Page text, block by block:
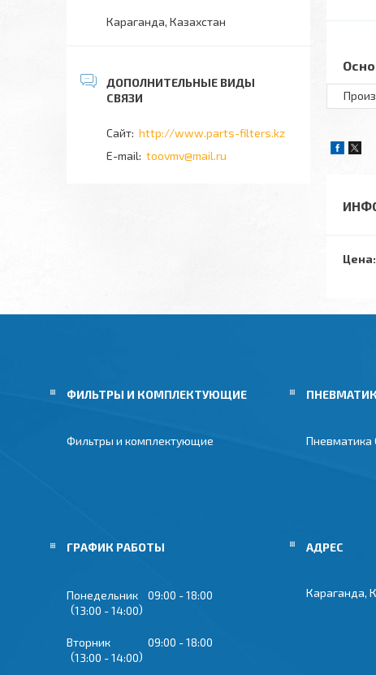
Цена:
Караганда, Казахстан
http://www.parts-filters.kz
toovmv@mail.ru
ФИЛЬТРЫ И КОМПЛЕКТУЮЩИЕ
Фильтры и комплектующие Пневматика
ГРАФИК РАБОТЫ
Понедельник 09:00
18:00
13:00
14:00
Вторник 09:00
18:00
13:00
14:00
Караганда,